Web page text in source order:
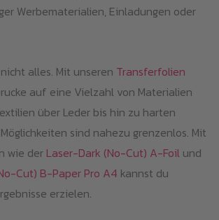
Werbematerialien, Einladungen oder
alles. Mit unseren Transferfolien
auf eine Vielzahl von Materialien
über Leder bis hin zu harten
sind nahezu grenzenlos. Mit
wie der Laser-Dark (No-Cut) A-Foilund
Cut) B-Paper Pro A4 kannst du
erzielen.